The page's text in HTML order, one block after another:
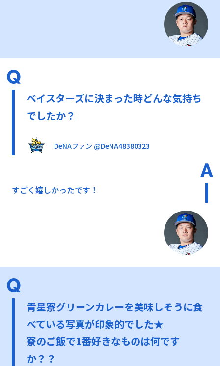
ベイスターズに決まった時どんな気持ち
でしたか？
DeNAファン @DeNA48380323
すごく嬉しかったです！
青星寮グリーンカレーを美味しそうに食
べている写真が印象的でした★
寮のご飯で1番好きなものは何です
か？？